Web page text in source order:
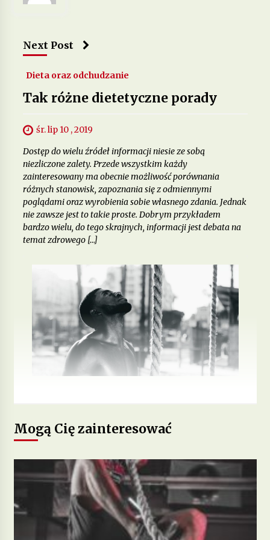
zdrowie skóry, włosów i paznokci?
Next Post
Dieta oraz odchudzanie
Tak różne dietetyczne porady
śr. lip 10 , 2019
Dostęp do wielu źródeł informacji niesie ze sobą
niezliczone zalety. Przede wszystkim każdy
zainteresowany ma obecnie możliwość porównania
różnych stanowisk, zapoznania się z odmiennymi
poglądami oraz wyrobienia sobie własnego zdania. Jednak
nie zawsze jest to takie proste. Dobrym przykładem
bardzo wielu, do tego skrajnych, informacji jest debata na
temat zdrowego […]
Mogą Cię zainteresować